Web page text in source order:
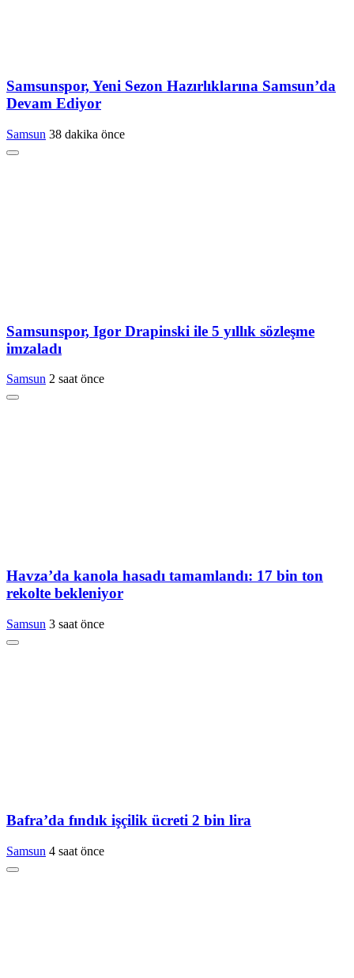
Samsunspor, Yeni Sezon Hazırlıklarına Samsun’da
Devam Ediyor
Samsun 38 dakika önce
Samsunspor, Igor Drapinski ile 5 yıllık sözleşme
imzaladı
Samsun 2 saat önce
Havza’da kanola hasadı tamamlandı: 17 bin ton
rekolte bekleniyor
Samsun 3 saat önce
Bafra’da fındık işçilik ücreti 2 bin lira
Samsun 4 saat önce